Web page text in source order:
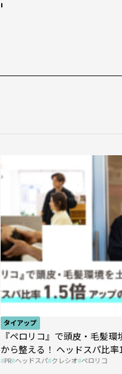
タイアップ
『ペロリコ』で頭皮・毛髪環
から整える！ ヘッドスパ比率
プの秘策を大公開
PR ヘッドスパ クレシオ ペロリコ